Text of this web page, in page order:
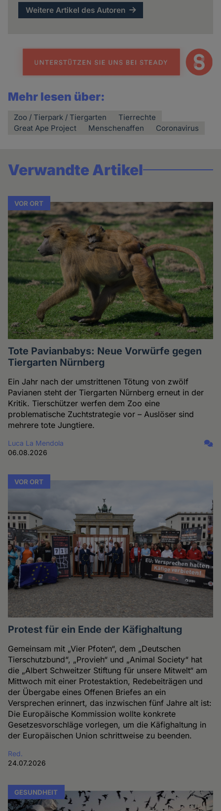
Weitere Artikel des Autoren
Mehr lesen über:
Zoo / Tierpark / Tiergarten
Tierrechte
Great Ape Project
Menschenaffen Coronavirus
Verwandte Artikel
VOR ORT
Tote Pavianbabys: Neue Vorwürfe gegen
Tiergarten Nürnberg
Ein Jahr nach der umstrittenen Tötung von zwölf
Pavianen steht der Tiergarten Nürnberg erneut in der
Kritik. Tierschützer werfen dem Zoo eine
problematische Zuchtstrategie vor – Auslöser sind
mehrere tote Jungtiere.
Luca La Mendola
06.08.2026
VOR ORT
Protest für ein Ende der Käfighaltung
Gemeinsam mit „Vier Pfoten“, dem „Deutschen
Tierschutzbund“, „Provieh“ und „Animal Society“ hat
die „Albert Schweitzer Stiftung für unsere Mitwelt“ am
Mittwoch mit einer Protestaktion, Redebeiträgen und
der Übergabe eines Offenen Briefes an ein
Versprechen erinnert, das inzwischen fünf Jahre alt ist:
Die Europäische Kommission wollte konkrete
Gesetzesvorschläge vorlegen, um die Käfighaltung in
der Europäischen Union schrittweise zu beenden.
Red.
24.07.2026
GESUNDHEIT